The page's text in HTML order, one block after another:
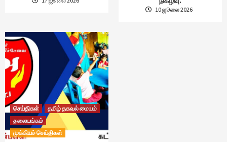
10 ஜூலை 2026
செய்திகள்
தமிழ் தகவல் மையம்
தலையங்கம்
முக்கியச் செய்திகள்